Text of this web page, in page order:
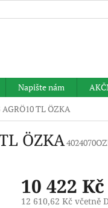
Napište nám
AGRÖ10 TL ÖZKA
ÖZKA
10 422 Kč
12 610,62 Kč včetně